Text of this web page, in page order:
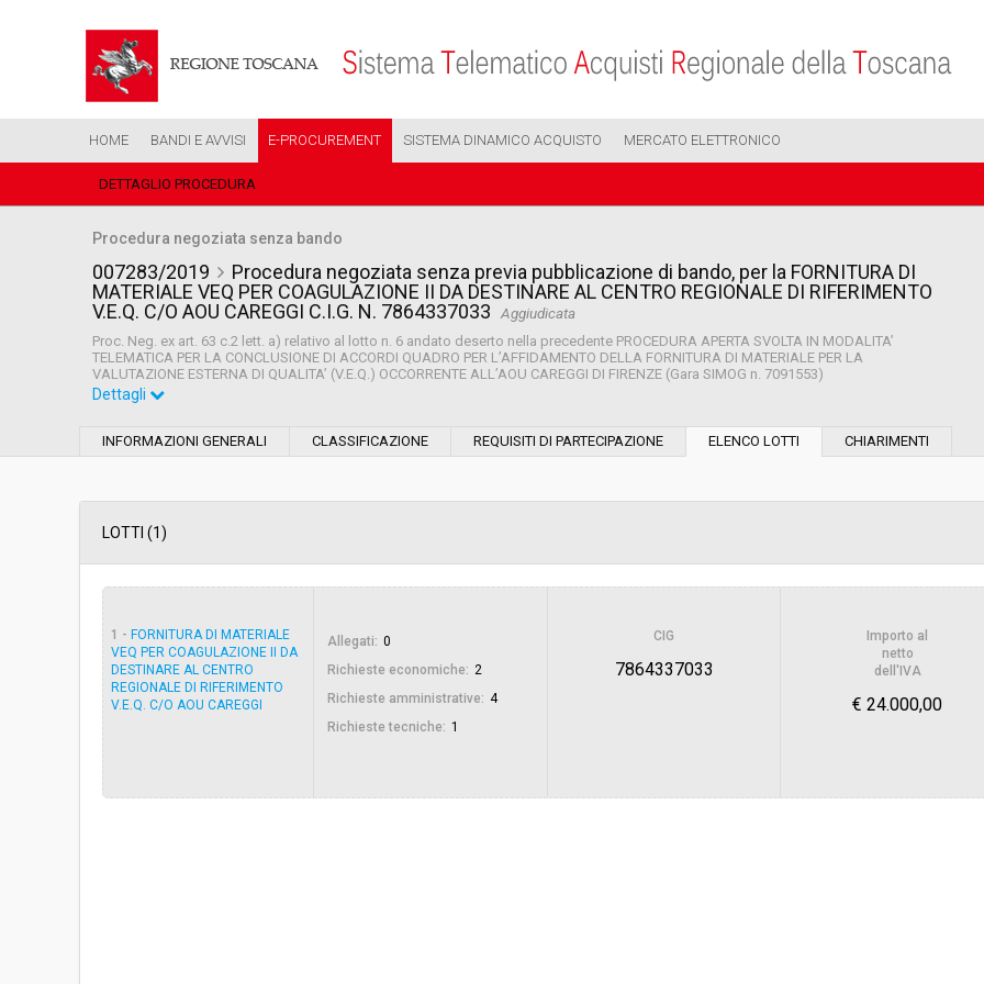
HOME BANDI E AVVISI E-PROCUREMENT SISTEMA DINAMICO ACQUISTO MERCATO ELETTRONICO
DETTAGLIO PROCEDURA
Procedura negoziata senza bando
007283/2019
Procedura negoziata senza previa pubblicazione di bando, per la FORNITURA DI
MATERIALE VEQ PER COAGULAZIONE II DA DESTINARE AL CENTRO REGIONALE DI RIFERIMENTO
V.E.Q. C/O AOU CAREGGI C.I.G. N. 7864337033
Aggiudicata
Proc. Neg. ex art. 63 c.2 lett. a) relativo al lotto n. 6 andato deserto nella precedente PROCEDURA APERTA SVOLTA IN MODALITA’
TELEMATICA PER LA CONCLUSIONE DI ACCORDI QUADRO PER L’AFFIDAMENTO DELLA FORNITURA DI MATERIALE PER LA
VALUTAZIONE ESTERNA DI QUALITA’ (V.E.Q.) OCCORRENTE ALL’AOU CAREGGI DI FIRENZE (Gara SIMOG n. 7091553)
Data pubblicazione:
Svolgimento: Gara in busta chiusa Valore stimato della procedura:
Responsabile attuale:
ESTAR - ENTE DI SUPPORTO TECNICO AMMINISTRATIVO
REGIONALE - UOC FARMACI E DIAGNOSTICI
Dettagli
INFORMAZIONI GENERALI CLASSIFICAZIONE REQUISITI DI PARTECIPAZIONE ELENCO LOTTI CHIARIMENTI
LOTTI (1)
1 - FORNITURA DI MATERIALE
VEQ PER COAGULAZIONE II DA
DESTINARE AL CENTRO
REGIONALE DI RIFERIMENTO
V.E.Q. C/O AOU CAREGGI
Allegati: 0
Richieste economiche: 2
Richieste amministrative: 4
Richieste tecniche: 1
CIG
7864337033
Importo al
netto
dell'IVA
€ 24.000,00